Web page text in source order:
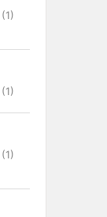
(1)
(1)
(1)